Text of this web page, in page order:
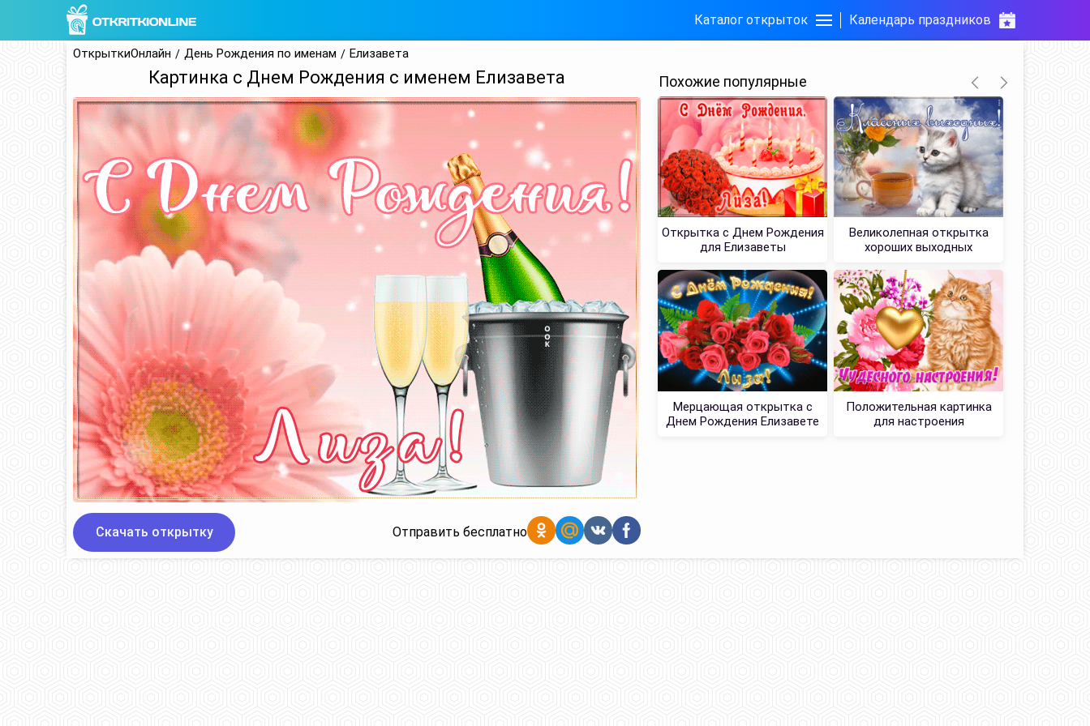
Каталог открыток Календарь праздников
ОткрыткиОнлайн День Рождения по именам Елизавета
Картинка с Днем Рождения с именем Елизавета
Скачать открытку Отправить бесплатно
Похожие популярные
Открытка с Днем Рождения
для Елизаветы
Великолепная открытка
хороших выходных
Мерцающая открытка с
Днем Рождения Елизавете
Положительная картинка
для настроения